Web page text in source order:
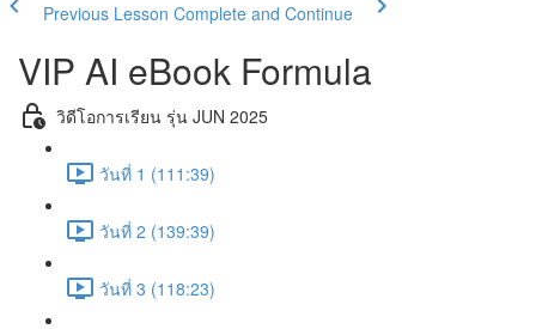
Previous Lesson Complete and Continue
VIP AI eBook Formula
วิดีโอการเรียน รุ่น JUN 2025
วันที่ 1 (111:39)
วันที่ 2 (139:39)
วันที่ 3 (118:23)